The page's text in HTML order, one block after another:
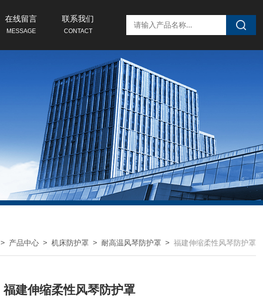
在线留言
MESSAGE
联系我们
CONTACT
> 产品中心 > 机床防护罩 > 耐高温风琴防护罩 > 福建伸缩柔性风琴防护罩
福建伸缩柔性风琴防护罩